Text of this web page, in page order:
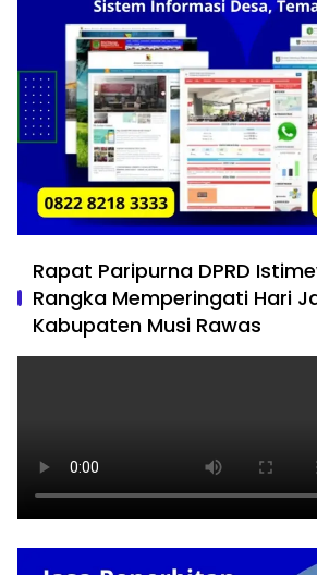
Rapat Paripurna DPRD
Rangka Memperingati Hari
Kabupaten Musi Rawas